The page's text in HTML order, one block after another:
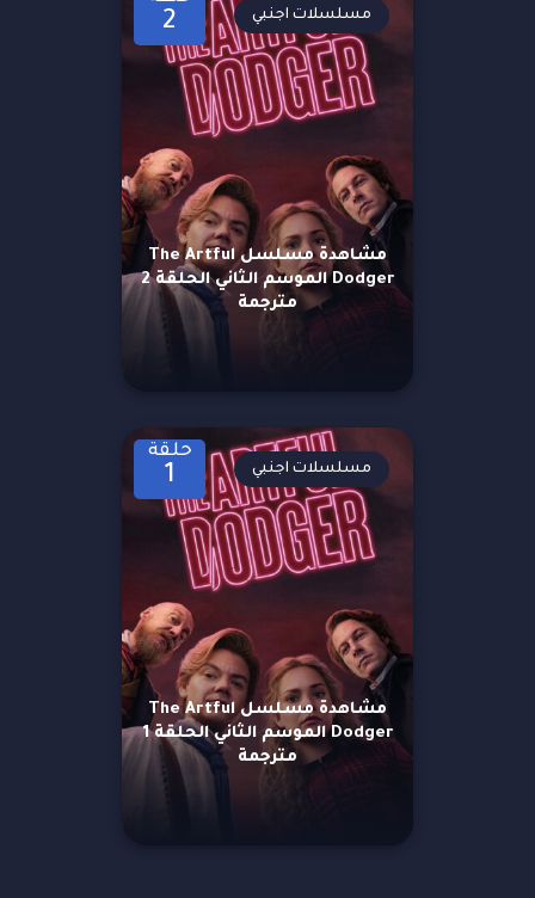
2
مشاهدة مسلسل The Artful
Dodger الموسم الثاني الحلقة 2
مترجمة
مسلسلات اجنبي
حلقة
1
مشاهدة مسلسل The Artful
Dodger الموسم الثاني الحلقة 1
مترجمة
مسلسلات اجنبي